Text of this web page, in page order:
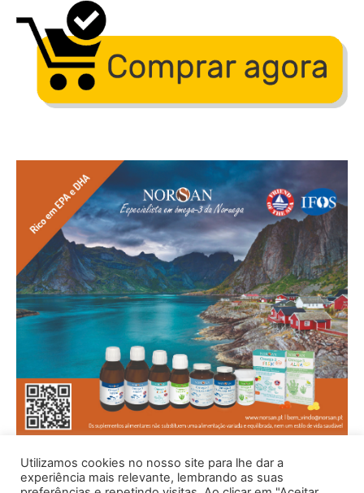
Utilizamos cookies no nosso site para lhe dar a
experiência mais relevante, lembrando as suas